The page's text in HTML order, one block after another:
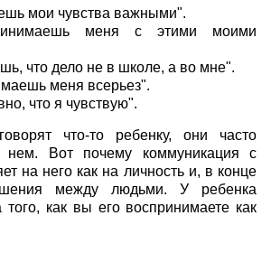
мои чувства важными".
меня с этими моими
что дело не в школе, а во мне".
меня всерьез".
что я чувствую".
что-то ребенку, они часто
нем. Вот почему коммуникация с
на него как на личность и, в конце
между людьми. У ребенка
того, как вы его воспринимаете как